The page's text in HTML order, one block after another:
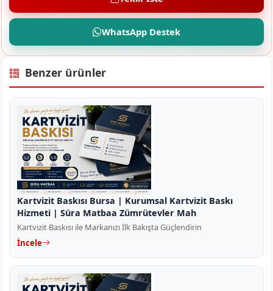
WhatsApp Destek
Benzer ürünler
Kartvizit Baskısı Bursa | Kurumsal Kartvizit Baskı
Hizmeti | Süra Matbaa Zümrütevler Mah
Kartvizit Baskısı ile Markanızı İlk Bakışta Güçlendirin
İncele